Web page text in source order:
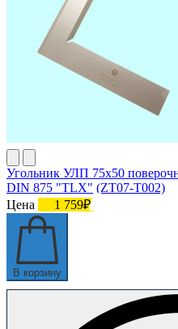
Угольник УЛП 75х50
DIN 875 "TLX" (ZT07-T002)
Цена
1 759₽
В корзину